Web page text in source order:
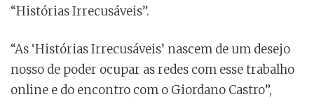
“Histórias Irrecusáveis”.
“As ‘Histórias Irrecusáveis’ nascem de um desejo
nosso de poder ocupar as redes com esse trabalho
online e do encontro com o Giordano Castro”,